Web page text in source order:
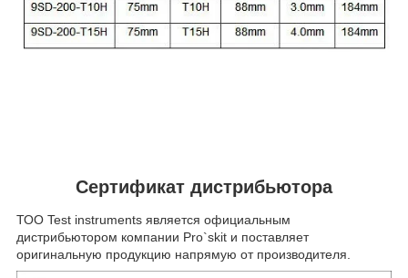
Сертификат дистрибьютора
ТОО Test instruments является официальным
дистрибьютором компании Pro`skit и поставляет
оригинальную продукцию напрямую от производителя.